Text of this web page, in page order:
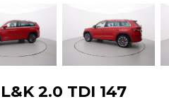
2.0 TDI 147